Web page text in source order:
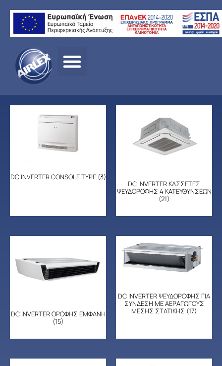
Αρχική
σελίδα/ΠΡΟΪΟΝΤΑ
DC INVERTER CONSOLE TYPE (3)
DC INVERTER ΚΑΣΣΕΤΕΣ
ΨΕΥΔΟΡΟΦΗΣ 4 ΚΑΤΕΥΘΥΝΣΕΩΝ
(21)
DC INVERTER ΟΡΟΦΗΣ ΕΜΦΑΝΗ
(15)
DC INVERTER ΨΕΥΔΟΡΟΦΗΣ ΓΙΑ
ΣΥΝΔΕΣΗ ΜΕ ΑΕΡΑΓΩΓΟΥΣ
ΜΕΣΗΣ ΣΤΑΤΙΚΗΣ (17)